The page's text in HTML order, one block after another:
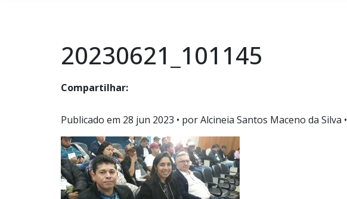
20230621_101145
Compartilhar:
Publicado em 28 jun 2023 • por Alcineia Santos Maceno da Silva •